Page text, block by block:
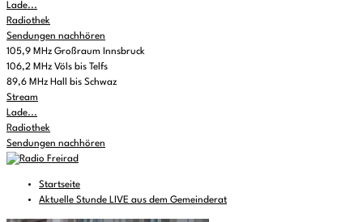
Lade...
Radiothek
Sendungen nachhören
105,9 MHz Großraum Innsbruck
106,2 MHz Völs bis Telfs
89,6 MHz Hall bis Schwaz
Stream
Lade...
Radiothek
Sendungen nachhören
Startseite
Aktuelle Stunde LIVE aus dem Gemeinderat